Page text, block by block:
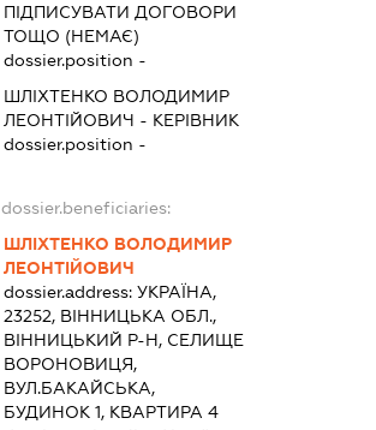
ПІДПИСУВАТИ ДОГОВОРИ
ТОЩО (НЕМАЄ)
dossier.position -
ШЛІХТЕНКО ВОЛОДИМИР
ЛЕОНТІЙОВИЧ - КЕРІВНИК
dossier.position -
dossier.beneficiaries:
ШЛІХТЕНКО ВОЛОДИМИР
ЛЕОНТІЙОВИЧ
dossier.address: УКРАЇНА,
23252, ВІННИЦЬКА ОБЛ.,
ВІННИЦЬКИЙ Р-Н, СЕЛИЩЕ
ВОРОНОВИЦЯ,
ВУЛ.БАКАЙСЬКА,
БУДИНОК 1, КВАРТИРА 4